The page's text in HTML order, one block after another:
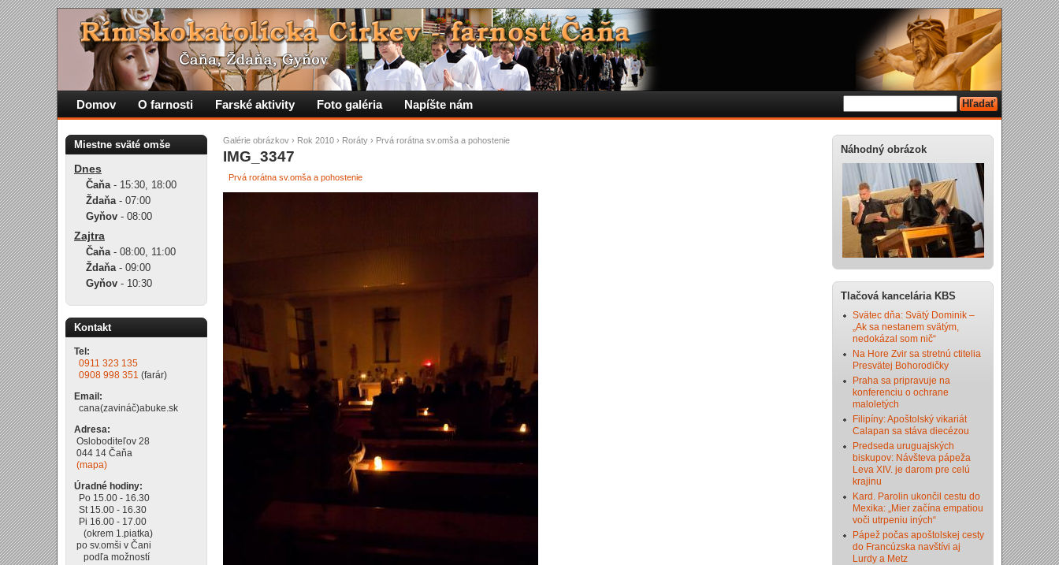
Galérie obrázkov › Rok 2010 › Roráty › Prvá rorátna sv.omša a pohostenie
IMG_3347
Prvá rorátna sv.omša a pohostenie
Domov O farnosti Farské aktivity Foto galéria Napíšte nám
Miestne sväté omše
Dnes
Čaňa- 15:30, 18:00
Ždaňa- 07:00
Gyňov - 08:00
Zajtra
Čaňa- 08:00, 11:00
Ždaňa- 09:00
Gyňov - 10:30
Kontakt
Tel:
0911 323 135
0908 998 351 (farár)
Email:
cana(zavináč)abuke.sk
Adresa:
Osloboditeľov 28
044 14 Čaňa
(mapa)
Úradné hodiny:
Po 15.00 - 16.30
St 15.00 - 16.30
Pi 16.00 - 17.00
(okrem 1.piatka)
po sv.omši v Čani
podľa možností
Náhodný obrázok
Tlačová kancelária KBS
Svätec dňa: Svätý Dominik –
„Ak sa nestanem svätým,
nedokázal som nič“
Na Hore Zvir sa stretnú ctitelia
Presvätej Bohorodičky
Praha sa pripravuje na
konferenciu o ochrane
maloletých
Filipíny: Apoštolský vikariát
Calapan sa stáva diecézou
Predseda uruguajských
biskupov: Návšteva pápeža
Leva XIV. je darom pre celú
krajinu
Kard. Parolin ukončil cestu do
Mexika: „Mier začína empatiou
voči utrpeniu iných“
Pápež počas apoštolskej cesty
do Francúzska navštívi aj
Lurdy a Metz